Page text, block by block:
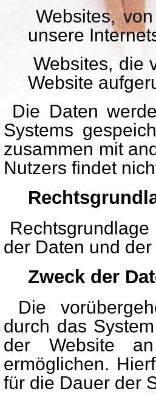
Websites,
unsere
Websites, die
Website
Die Daten
Systems
zusammen mit
Nutzers findet
der Daten und
Zweck der
Die
durch das
der Website
ermöglichen.
für die Dauer der